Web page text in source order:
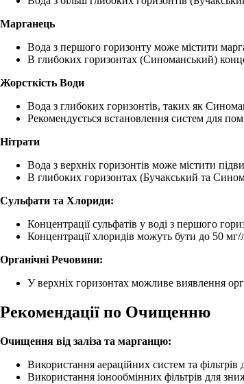
Марганець
Вода з першого горизонту може містити
В глибоких горизонтах (Синоманський)
Жорсткість Води
Вода з глибоких горизонтів, таких як
Рекомендується встановлення систем для
Нітрати
Вода з верхніх горизонтів може містити
В глибоких горизонтах (Бучакський та
Сульфати та Хлориди:
Концентрації сульфатів у воді з першого
Концентрації хлоридів можуть бути до 50
Органічні Речовини:
У верхніх горизонтах можливе виявлення
Рекомендації по Очищенню
Очищення від заліза та марганцю:
Використання аераційних систем та фільтрів
Використання іонообмінних фільтрів для